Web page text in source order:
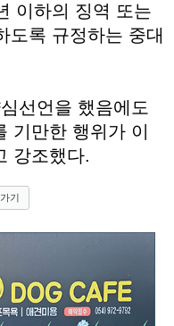
이하의 징역 또는
도록 규정하는 중대
선언을 했음에도
기만한 행위가 이
강조했다.
기